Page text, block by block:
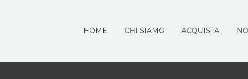
HOME CHI SIAMO ACQUISTA